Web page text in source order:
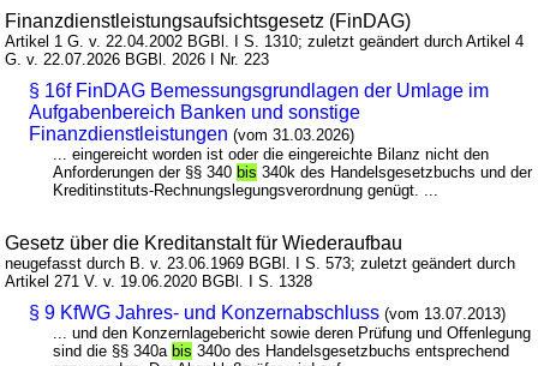
Finanzdienstleistungsaufsichtsgesetz (FinDAG)
Artikel 1 G. v. 22.04.2002 BGBl. I S. 1310; zuletzt geändert durch Artikel 4
G. v. 22.07.2026 BGBl. 2026 I Nr. 223
§ 16f FinDAG Bemessungsgrundlagen der Umlage im
Aufgabenbereich Banken und sonstige
Finanzdienstleistungen (vom 31.03.2026)
... eingereicht worden ist oder die eingereichte Bilanz nicht den
Anforderungen der §§ 340bis 340k des Handelsgesetzbuchs und der
Kreditinstituts-Rechnungslegungsverordnung genügt. ...
Gesetz über die Kreditanstalt für Wiederaufbau
neugefasst durch B. v. 23.06.1969 BGBl. I S. 573; zuletzt geändert durch
Artikel 271 V. v. 19.06.2020 BGBl. I S. 1328
§ 9 KfWG Jahres- und Konzernabschluss (vom 13.07.2013)
... und den Konzernlagebericht sowie deren Prüfung und Offenlegung
sind die §§ 340abis 340o des Handelsgesetzbuchs entsprechend